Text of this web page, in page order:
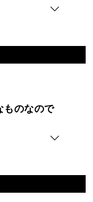
ものなので